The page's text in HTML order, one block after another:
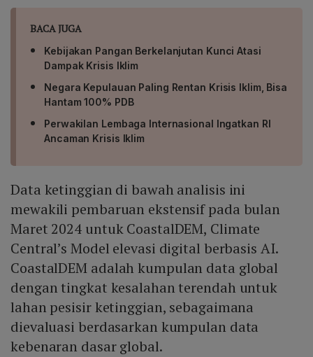
BACA JUGA
Kebijakan Pangan Berkelanjutan Kunci Atasi
Dampak Krisis Iklim
Negara Kepulauan Paling Rentan Krisis Iklim, Bisa
Hantam 100% PDB
Perwakilan Lembaga Internasional Ingatkan RI
Ancaman Krisis Iklim
Data ketinggian di bawah analisis ini
mewakili pembaruan ekstensif pada bulan
Maret 2024 untuk CoastalDEM, Climate
Central’s Model elevasi digital berbasis AI.
CoastalDEM adalah kumpulan data global
dengan tingkat kesalahan terendah untuk
lahan pesisir ketinggian, sebagaimana
dievaluasi berdasarkan kumpulan data
kebenaran dasar global.